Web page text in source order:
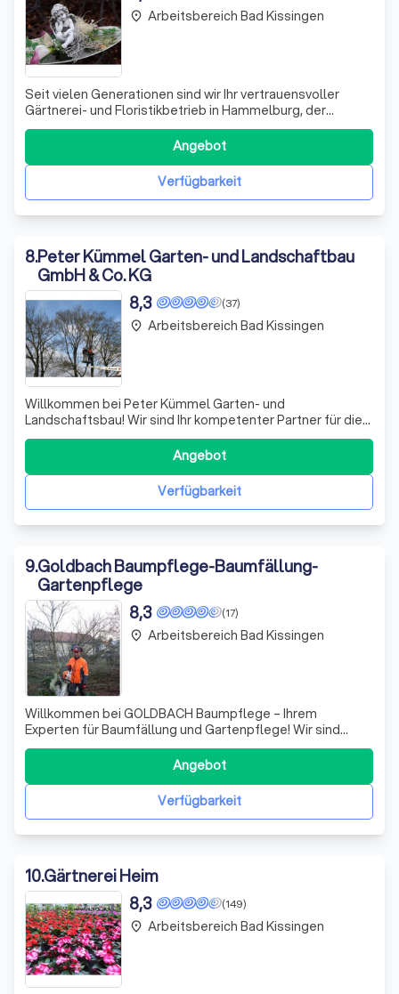
Seit vielen Generationen sind wir Ihr vertrauensvoller
Gärtnerei- und Floristikbetrieb in Hammelburg, der
ältesten Weinstadt Frankens. Unsere Leidenschaft für
Pflanzen und Blumen spiegelt sich in jeder Kreation wider.
Entdecken Sie unsere vielfältigen Gartenwelten, die
moderne Floristik und inspirieVerfügbarkeit
Angebot
place Arbeitsbereich Bad Kissingen
8.Peter Kümmel Garten- und Landschaftbau
GmbH & Co. KG
(37)
8,3
Willkommen bei Peter Kümmel Garten- und
Landschaftsbau! Wir sind Ihr kompetenter Partner für die
Gestaltung und Pflege von Gärten, die nicht nur schön,
sondern auch pflegeleicht sind. Mit über 50 Jahren
Erfahrung in der Branche wissen wir, wie wichtig es ist, den
Garten so zu gestalten, dass er Ihne
Verfügbarkeit
Angebot
place Arbeitsbereich Bad Kissingen
9.Goldbach Baumpflege-Baumfällung-
Gartenpflege
(17)
8,3
Willkommen bei GOLDBACH Baumpflege – Ihrem
Experten für Baumfällung und Gartenpflege! Wir sind
leidenschaftliche Gärtner und Baumkletterer, die sich
durch Kompetenz und Engagement auszeichnen. Unsere
Dienstleistungen umfassen nicht nur die Baumpflege,
sondern auch die Entfernung von Totholz und das
Verfügbarkeit
Angebot
place Arbeitsbereich Bad Kissingen
10.Gärtnerei Heim
(149)
8,3
place Arbeitsbereich Bad Kissingen